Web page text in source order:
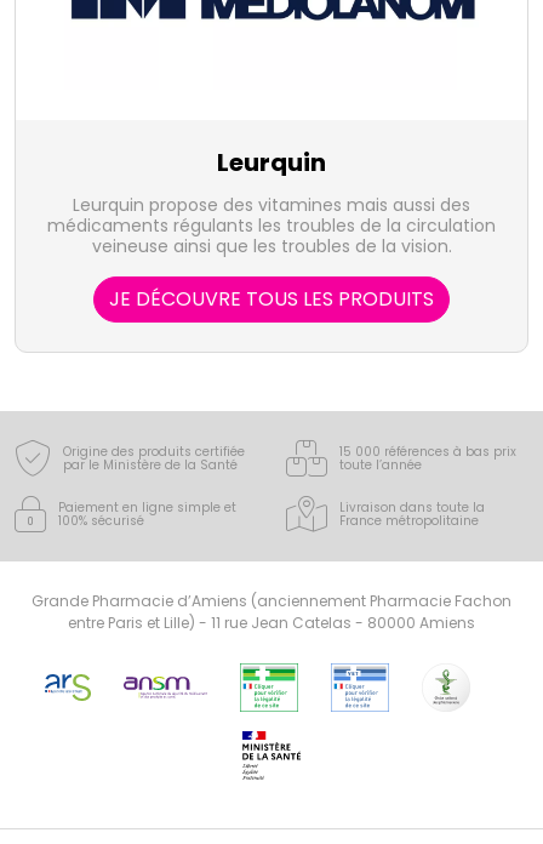
Leurquin
Leurquin propose des vitamines mais aussi des
médicaments régulants les troubles de la circulation
veineuse ainsi que les troubles de la vision.
JE DÉCOUVRE TOUS LES PRODUITS
Origine des produits certifiée
par le Ministère de la Santé
15 000 références à bas prix
toute l’année
Paiement en ligne simple et
100% sécurisé
Livraison dans toute la
France métropolitaine
Grande Pharmacie d’Amiens (anciennement Pharmacie Fachon
entre Paris et Lille) - 11 rue Jean Catelas - 80000 Amiens